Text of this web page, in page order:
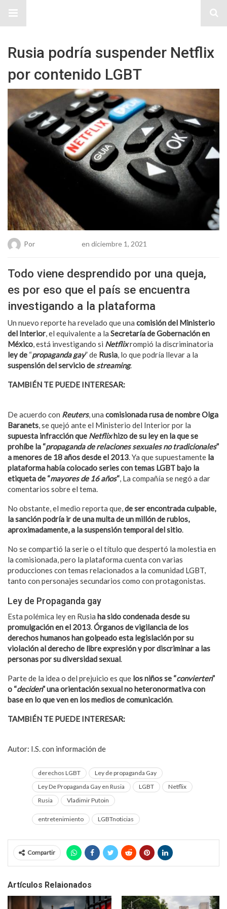
Rusia podría suspender Netflix
por contenido LGBT
Por en diciembre 1, 2021
Todo viene desprendido por una queja,
es por eso que el país se encuentra
investigando a la plataforma
Un nuevo reporte ha revelado que una comisión del Ministerio
del Interior, el equivalente a la Secretaría de Gobernación en
México, está investigando si Netflixrompió la discriminatoria
ley de “propaganda gay” de Rusia, lo que podría llevar a la
suspensión del servicio destreaming.
TAMBIÉN TE PUEDE INTERESAR:
De acuerdo con Reuters, una comisionada rusa de nombre Olga
Baranets, se quejó ante el Ministerio del Interior por la
supuesta infracción que Netflixhizo de su ley en la que se
prohíbe la “propaganda de relaciones sexuales no tradicionales”
a menores de 18 años desde el 2013. Ya que supuestamente la
plataforma había colocado series con temas LGBT bajo la
etiqueta de “mayores de 16 años“, La compañía se negó a dar
comentarios sobre el tema.
No obstante, el medio reporta que,de ser encontrada culpable,
la sanción podría ir de una multa de un millón de rublos,
aproximadamente, a la suspensión temporal del sitio.
No se compartió la serie o el título que despertó la molestia en
la comisionada, pero la plataforma cuenta con varias
producciones con temas relacionados a la comunidad LGBT,
tanto con personajes secundarios como con protagonistas.
Ley de Propaganda gay
Esta polémica ley en Rusia ha sido condenada desde su
promulgación en el 2013.Órganos de vigilancia de los
derechos humanos han golpeado esta legislación por su
violación al derecho de libre expresión y por discriminar a las
personas por su diversidad sexual.
Parte de la idea o del prejuicio es que los niños se “convierten”
o “deciden” una orientación sexual no heteronormativa con
base en lo que ven en los medios de comunicación.
TAMBIÉN TE PUEDE INTERESAR:
Autor: I.S. con información de
derechos LGBT
Ley de propaganda Gay
Ley De Propaganda Gay en Rusia
LGBT
Netflix
Rusia
Vladimir Putoin
entretenimiento LGBTnoticias
Compartir
Artículos Relaionados